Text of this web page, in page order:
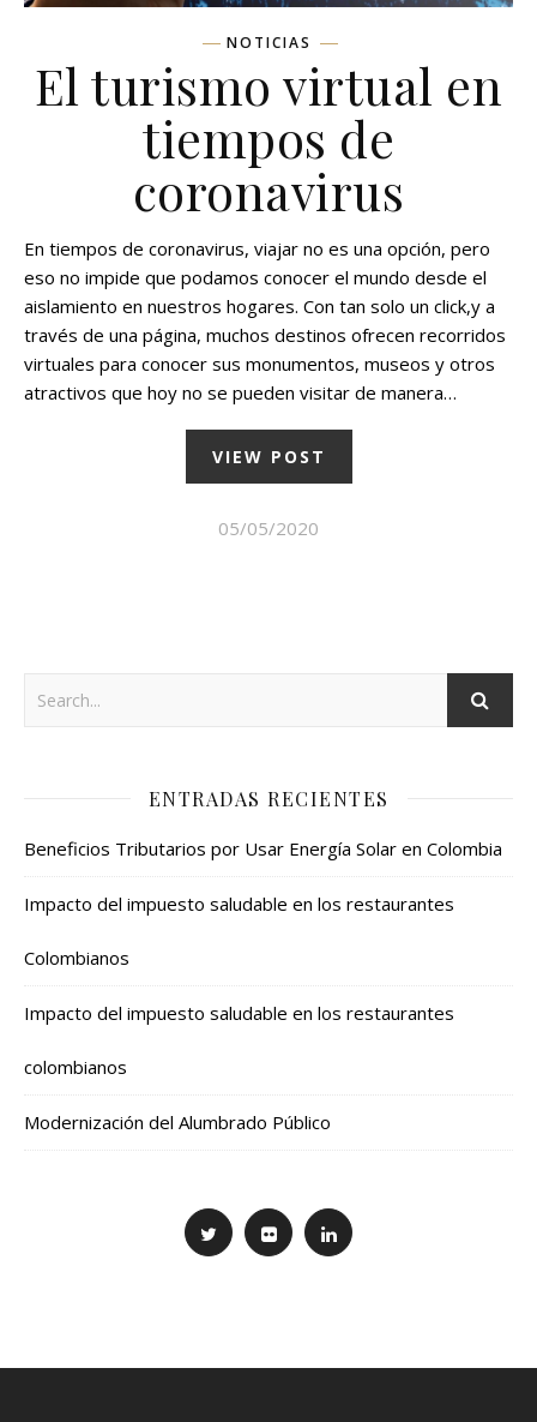
NOTICIAS
El turismo virtual en
tiempos de
coronavirus
En tiempos de coronavirus, viajar no es una opción, pero
eso no impide que podamos conocer el mundo desde el
aislamiento en nuestros hogares. Con tan solo un click,y a
través de una página, muchos destinos ofrecen recorridos
virtuales para conocer sus monumentos, museos y otros
atractivos que hoy no se pueden visitar de manera…
VIEW POST
05/05/2020
ENTRADAS RECIENTES
Beneficios Tributarios por Usar Energía Solar en Colombia
Impacto del impuesto saludable en los restaurantes
Colombianos
Impacto del impuesto saludable en los restaurantes
colombianos
Modernización del Alumbrado Público